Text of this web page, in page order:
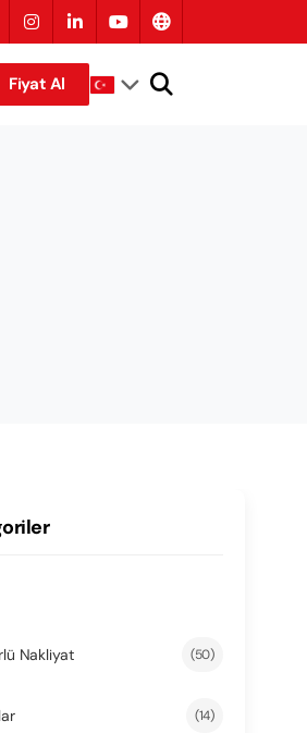
Fiyat Al
Nakliyat (50)
(14)